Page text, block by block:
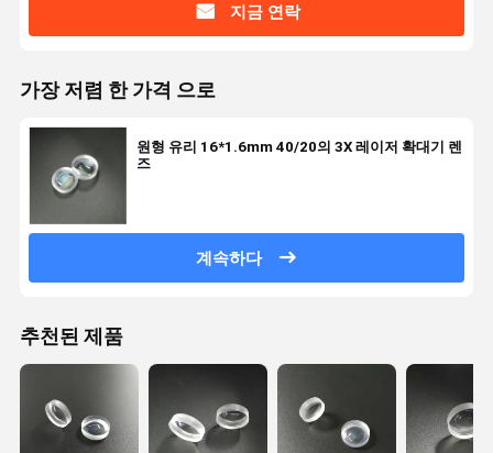
지금 연락
가장 저렴 한 가격 으로
원형 유리 16*1.6mm 40/20의 3X 레이저 확대기 렌
즈
계속하다
추천된 제품